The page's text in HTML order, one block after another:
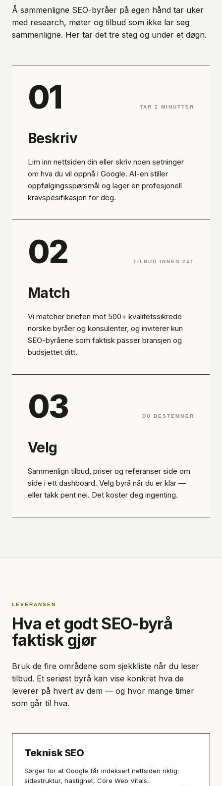
Å sammenligne SEO-byråer på egen hånd tar uker
med research, møter og tilbud som ikke lar seg
sammenligne. Her tar det tre steg og under et døgn.
01 TAR 2 MINUTTER
Beskriv
Lim inn nettsiden din eller skriv noen setninger
om hva du vil oppnå i Google. AI-en stiller
oppfølgingsspørsmål og lager en profesjonell
kravspesifikasjon for deg.
02 TILBUD INNEN 24T
Match
Vi matcher briefen mot 500+ kvalitetssikrede
norske byråer og konsulenter, og inviterer kun
SEO-byråene som faktisk passer bransjen og
budsjettet ditt.
03 DU BESTEMMER
Velg
Sammenlign tilbud, priser og referanser side om
side i ett dashboard. Velg byrå når du er klar —
eller takk pent nei. Det koster deg ingenting.
LEVERANSEN
Hva et godt SEO-byrå
faktisk gjør
Bruk de fire områdene som sjekkliste når du leser
tilbud. Et seriøst byrå kan vise konkret hva de
leverer på hvert av dem — og hvor mange timer
som går til hva.
Teknisk SEO
Sørger for at Google får indeksert nettsiden riktig:
sidestruktur, hastighet, Core Web Vitals,